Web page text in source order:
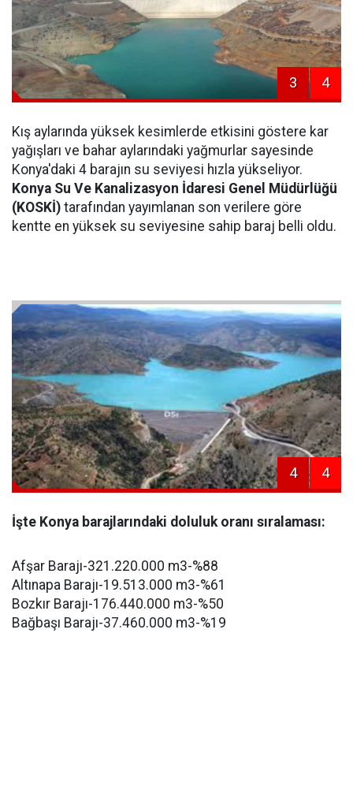
3 4
Kış aylarında yüksek kesimlerde etkisini göstere kar
yağışları ve bahar aylarındaki yağmurlar sayesinde
Konya'daki 4 barajın su seviyesi hızla yükseliyor.
Konya Su Ve Kanalizasyon İdaresi Genel Müdürlüğü
(KOSKİ) tarafından yayımlanan son verilere göre
kentte en yüksek su seviyesine sahip baraj belli oldu.
4 4
İşte Konya barajlarındaki doluluk oranı sıralaması:
Afşar Barajı-321.220.000 m3-%88
Altınapa Barajı-19.513.000 m3-%61
Bozkır Barajı-176.440.000 m3-%50
Bağbaşı Barajı-37.460.000 m3-%19